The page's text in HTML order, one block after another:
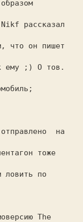
рассказал
что он пишет
ему ;) О тов.
на
тоже
ловить по
The